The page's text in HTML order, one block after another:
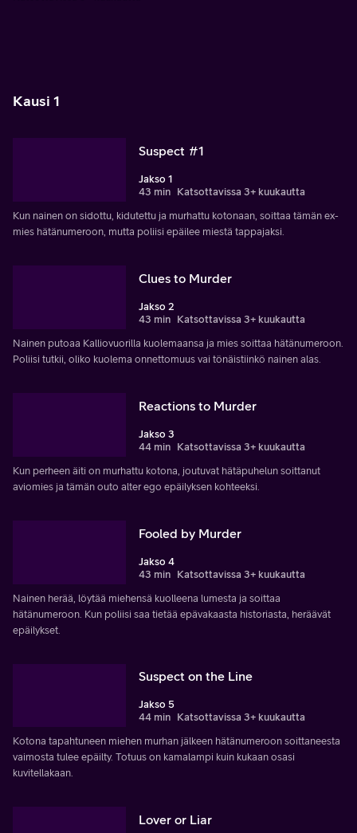
Kausi 1
Suspect #1
Jakso 1
43 min Katsottavissa 3+ kuukautta
Kun nainen on sidottu, kidutettu ja murhattu kotonaan, soittaa tämän ex-
mies hätänumeroon, mutta poliisi epäilee miestä tappajaksi.
Clues to Murder
Jakso 2
43 min Katsottavissa 3+ kuukautta
Nainen putoaa Kalliovuorilla kuolemaansa ja mies soittaa hätänumeroon.
Poliisi tutkii, oliko kuolema onnettomuus vai tönäistiinkö nainen alas.
Reactions to Murder
Jakso 3
44 min Katsottavissa 3+ kuukautta
Kun perheen äiti on murhattu kotona, joutuvat hätäpuhelun soittanut
aviomies ja tämän outo alter ego epäilyksen kohteeksi.
Fooled by Murder
Jakso 4
43 min Katsottavissa 3+ kuukautta
Nainen herää, löytää miehensä kuolleena lumesta ja soittaa
hätänumeroon. Kun poliisi saa tietää epävakaasta historiasta, heräävät
epäilykset.
Suspect on the Line
Jakso 5
44 min Katsottavissa 3+ kuukautta
Kotona tapahtuneen miehen murhan jälkeen hätänumeroon soittaneesta
vaimosta tulee epäilty. Totuus on kamalampi kuin kukaan osasi
kuvitellakaan.
Lover or Liar